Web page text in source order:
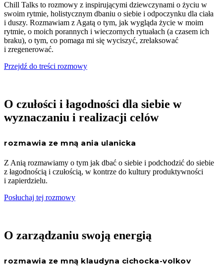
Chill Talks to rozmowy z inspirującymi dziewczynami o życiu w
swoim rytmie, holistycznym dbaniu o siebie i odpoczynku dla ciała
i duszy. Rozmawiam z Agatą o tym, jak wygląda życie w moim
rytmie, o moich porannych i wieczornych rytuałach (a czasem ich
braku), o tym, co pomaga mi się wyciszyć, zrelaksować
i zregenerować.
Przejdź do treści rozmowy
O czułości i łagodności dla siebie w
wyznaczaniu i realizacji celów
rozmawia ze mną ania ulanicka
Z Anią rozmawiamy o tym jak dbać o siebie i podchodzić do siebie
z łagodnością i czułością, w kontrze do kultury produktywności
i zapierdzielu.
Posłuchaj tej rozmowy
O zarządzaniu swoją energią
rozmawia ze mną klaudyna cichocka-volkov